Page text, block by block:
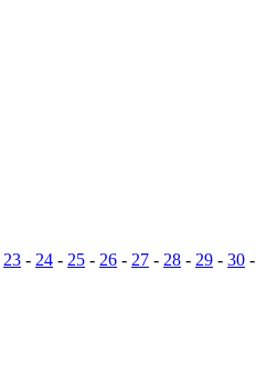
23 - 24 - 25 - 26 - 27 - 28 - 29 - 30 -